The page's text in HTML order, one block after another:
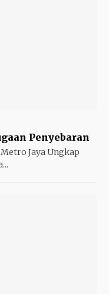
Penyebaran
Jaya Ungkap